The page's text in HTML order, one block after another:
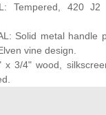
Tempered, 420
Solid metal handle
vine design.
x 3/4" wood,